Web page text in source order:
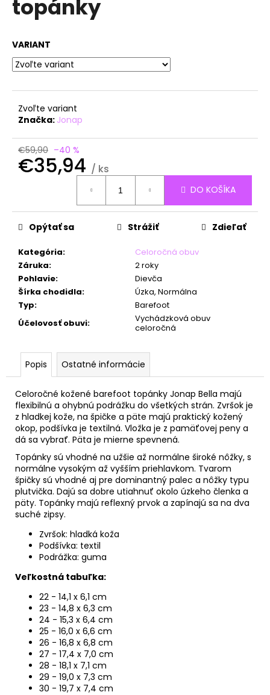
topánky
VARIANT
Zvoľte variant
Značka: Jonap
€59,90 –40 %
€35,94 / ks
DO KOŠÍKA
Kategória:
Celoročná obuv
Záruka:
2 roky
Pohlavie:
Dievča
Šírka chodidla:
Úzka, Normálna
Typ:
Barefoot
Účelovosť obuvi:
Vychádzková obuv
celoročná
Opýtať sa Strážiť Zdieľať
Popis Ostatné informácie
Celoročné kožené barefoot topánky Jonap Bella majú
flexibilnú a ohybnú podrážku do všetkých strán. Zvršok je
z hladkej kože, na špičke a päte majú praktický kožený
okop, podšívka je textilná. Vložka je z pamäťovej peny a
dá sa vybrať. Päta je mierne spevnená.
Topánky sú vhodné na užšie až normálne široké nôžky, s
normálne vysokým až vyšším priehlavkom. Tvarom
špičky sú vhodné aj pre dominantný palec a nôžky typu
plutvička. Dajú sa dobre utiahnuť okolo úzkeho členka a
päty. Topánky majú reflexný prvok a zapínajú sa na dva
suché zipsy.
Zvršok: hladká koža
Podšívka: textil
Podrážka: guma
Veľkostná tabuľka:
22 - 14,1 x 6,1 cm
23 - 14,8 x 6,3 cm
24 - 15,3 x 6,4 cm
25 - 16,0 x 6,6 cm
26 - 16,8 x 6,8 cm
27 - 17,4 x 7,0 cm
28 - 18,1 x 7,1 cm
29 - 19,0 x 7,3 cm
30 - 19,7 x 7,4 cm
á
s
ť
?
HĽADAŤ
o
ú
č
a
m